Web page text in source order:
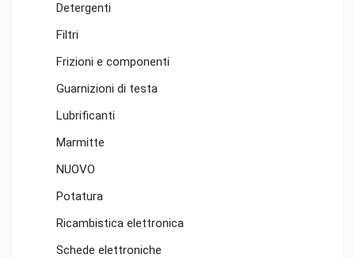
Detergenti
Filtri
Frizioni e componenti
Guarnizioni di testa
Lubrificanti
Marmitte
NUOVO
Potatura
Ricambistica elettronica
Schede elettroniche